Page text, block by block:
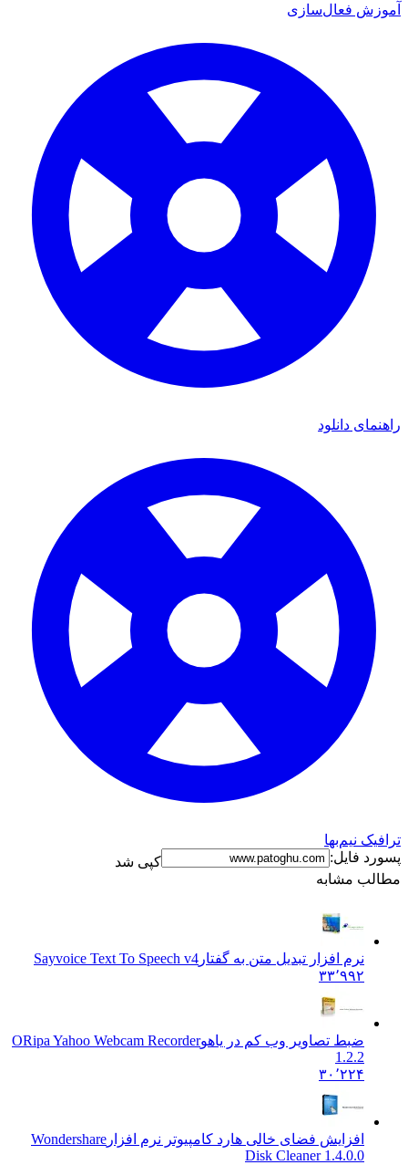
فعال‌سازی
دانلود
نیم‌بها
فایل:
کپی شد
مشابه
نرم افزار تبدیل متن به گفتارSayvoice Text To Speech v4
۳۳٬۹۹۲
ضبط تصاویر وب کم در یاهو ORipa Yahoo Webcam Recorder
1.2.2
۳۰٬۲۲۴
افزایش فضای خالی هارد کامپیوتر نرم افزار Wondershare
Disk Cleaner 1.4.0.0